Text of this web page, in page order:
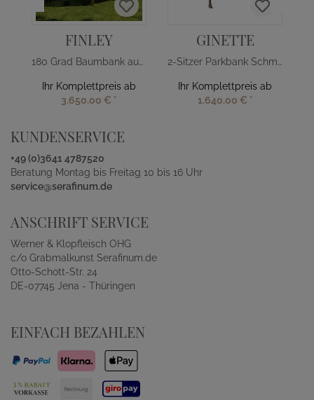
FINLEY
180 Grad Baumbank aus Teakholz
Ihr Komplettpreis ab
3.650,00 € *
GINETTE
2-Sitzer Parkbank Schmiedeeisen
Ihr Komplettpreis ab
1.640,00 € *
KUNDENSERVICE
+49 (0)3641 4787520
Beratung Montag bis Freitag 10 bis 16 Uhr
service@serafinum.de
ANSCHRIFT SERVICE
Werner & Klopfleisch OHG
c/o Grabmalkunst Serafinum.de
Otto-Schott-Str. 24
DE-07745 Jena - Thüringen
EINFACH BEZAHLEN